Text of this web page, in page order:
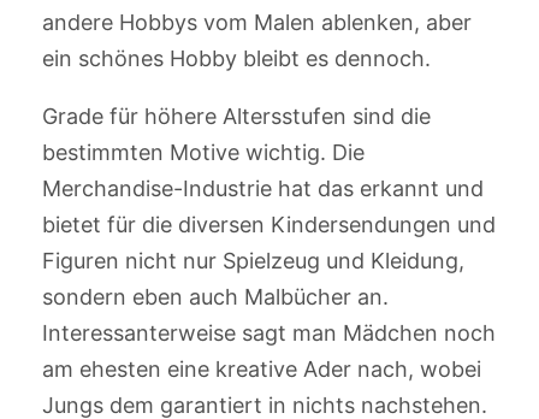
andere Hobbys vom Malen ablenken, aber
ein schönes Hobby bleibt es dennoch.
Grade für höhere Altersstufen sind die
bestimmten Motive wichtig. Die
Merchandise-Industrie hat das erkannt und
bietet für die diversen Kindersendungen und
Figuren nicht nur Spielzeug und Kleidung,
sondern eben auch Malbücher an.
Interessanterweise sagt man Mädchen noch
am ehesten eine kreative Ader nach, wobei
Jungs dem garantiert in nichts nachstehen.